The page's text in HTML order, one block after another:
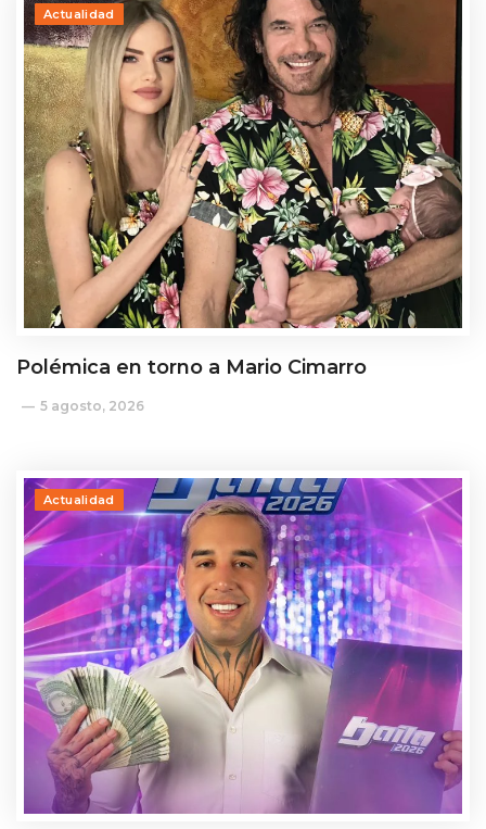
Actualidad
Polémica en torno a Mario Cimarro
5 agosto, 2026
Actualidad